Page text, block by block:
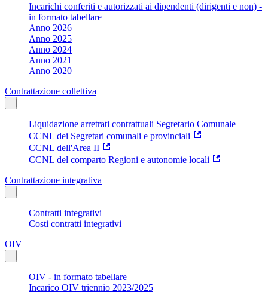
Incarichi conferiti e autorizzati ai dipendenti (dirigenti e non) -
in formato tabellare
Anno 2026
Anno 2025
Anno 2024
Anno 2021
Anno 2020
Contrattazione collettiva
Liquidazione arretrati contrattuali Segretario Comunale
CCNL dei Segretari comunali e provinciali
CCNL dell'Area II
CCNL del comparto Regioni e autonomie locali
Contrattazione integrativa
Contratti integrativi
Costi contratti integrativi
OIV
OIV - in formato tabellare
Incarico OIV triennio 2023/2025